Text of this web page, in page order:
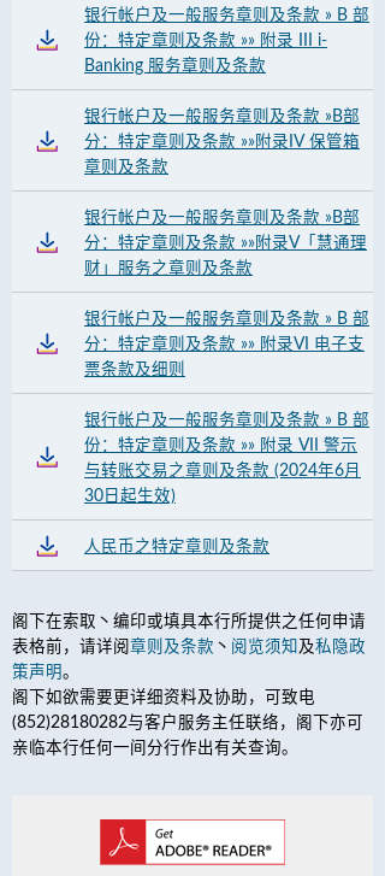
银行帐户及一般服务章则及条款 » B 部
份：特定章则及条款 »» 附录 III i-
Banking 服务章则及条款
银行帐户及一般服务章则及条款 »B部
分：特定章则及条款 »»附录IV 保管箱
章则及条款
银行帐户及一般服务章则及条款 »B部
分：特定章则及条款 »»附录V「慧通理
财」服务之章则及条款
银行帐户及一般服务章则及条款 » B 部
分：特定章则及条款 »» 附录VI 电子支
票条款及细则
银行帐户及一般服务章则及条款 » B 部
份：特定章则及条款 »» 附录 VII 警示
与转账交易之章则及条款 (2024年6月
30日起生效)
人民币之特定章则及条款
阁下在索取丶编印或填具本行所提供之任何申请
表格前，请详阅 章则及条款 丶 阅览须知 及私隐政
策声明。
阁下如欲需要更详细资料及协助，可致电
(852)28180282与客户服务主任联络，阁下亦可
亲临本行任何一间分行作出有关查询。